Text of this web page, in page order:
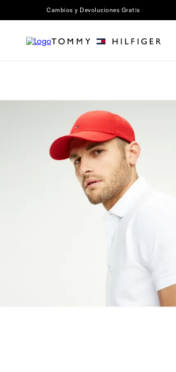
Cambios y Devoluciones Gratis